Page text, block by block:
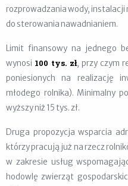
rozprowadzania wody,
do sterowania nawadnianiem.
Limit finansowy na jednego
wynosi 100 tys. zł, przy czym
poniesionych na realizację
młodego rolnika). Minimalny
wyższy niż 15 tys. zł.
Druga propozycja wsparcia
którzy pracują już na rzecz
w zakresie usług
hodowlę zwierząt